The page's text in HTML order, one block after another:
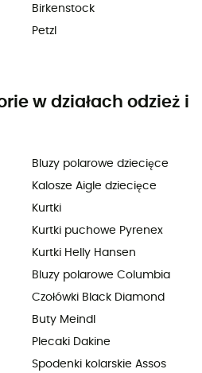
Birkenstock
Petzl
w działach odzież i
Bluzy polarowe dziecięce
Kalosze Aigle dziecięce
Kurtki
Kurtki puchowe Pyrenex
Kurtki Helly Hansen
Bluzy polarowe Columbia
Czołówki Black Diamond
Buty Meindl
Plecaki Dakine
Spodenki kolarskie Assos